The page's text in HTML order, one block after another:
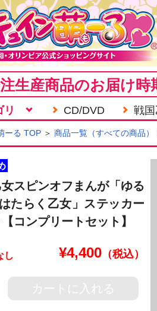
生産商品のお届け時
リ CD/DVD 戦
ーる TOP ＞ 商品一覧（すべての商品）
スピンオフまんが「ゆる
たらく乙女」ステッカー
コンプリートセット】
し ¥4,400 （税込）
カートに入れる